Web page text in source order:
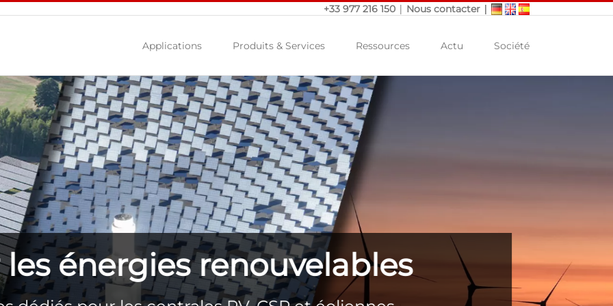
+33 977 216 150 | Nous contacter |
Applications Produits & Services Ressources Actu Société
les énergies renouvelables